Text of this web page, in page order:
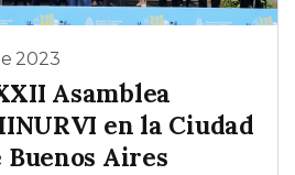
2023
Asamblea
en la Ciudad
Aires